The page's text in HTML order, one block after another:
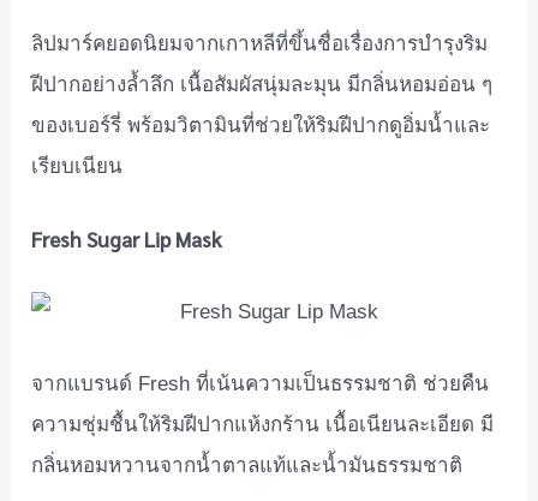
ลิปมาร์คยอดนิยมจากเกาหลีที่ขึ้นชื่อเรื่องการบำรุงริม
ฝีปากอย่างล้ำลึก เนื้อสัมผัสนุ่มละมุน มีกลิ่นหอมอ่อน ๆ
ของเบอร์รี่ พร้อมวิตามินที่ช่วยให้ริมฝีปากดูอิ่มน้ำและ
เรียบเนียน
Fresh Sugar Lip Mask
จากแบรนด์ Fresh ที่เน้นความเป็นธรรมชาติ ช่วยคืน
ความชุ่มชื้นให้ริมฝีปากแห้งกร้าน เนื้อเนียนละเอียด มี
กลิ่นหอมหวานจากน้ำตาลแท้และน้ำมันธรรมชาติ